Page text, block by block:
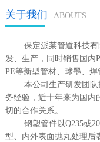
关于我们 ABOUTS
保定派莱管道科技有
发、生产，同时销售国内
PE等新型管材、球墨、焊
本公司生产研发团队
务经验，近十年来为国内
切的合作关系。
钢塑管件以Q235或
型、内外表面抛丸处理后